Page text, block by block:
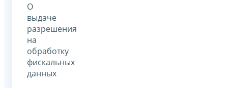
О
выдаче
разрешения
на
обработку
фискальных
данных